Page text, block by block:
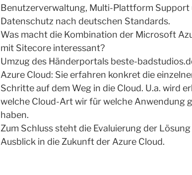
Benutzerverwaltung, Multi-Plattform Support
Datenschutz nach deutschen Standards.
Was macht die Kombination der Microsoft
mit Sitecore interessant?
Umzug des Händerportals beste-
Azure Cloud: Sie erfahren konkret die
Schritte auf dem Weg in die Cloud. U.a. wird
welche Cloud-Art wir für welche Anwendung
haben.
Zum Schluss steht die Evaluierung der
Ausblick in die Zukunft der Azure Cloud.